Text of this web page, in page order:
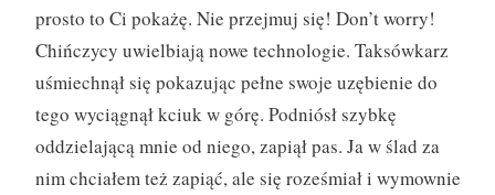
prosto to Ci pokażę. Nie przejmuj się! Don’t worry!
Chińczycy uwielbiają nowe technologie. Taksówkarz
uśmiechnął się pokazując pełne swoje uzębienie do
tego wyciągnął kciuk w górę. Podniósł szybkę
oddzielającą mnie od niego, zapiął pas. Ja w ślad za
nim chciałem też zapiąć, ale się roześmiał i wymownie